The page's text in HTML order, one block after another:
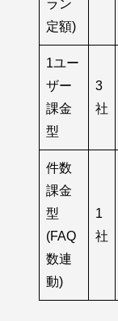
ラン
定額)
1ユー
ザー
課金
型
3
社
件数
課金
型
(FAQ
数連
動)
1
社